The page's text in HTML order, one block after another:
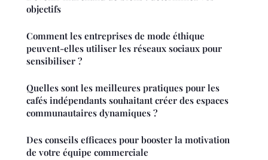
objectifs
Comment les entreprises de mode éthique
peuvent-elles utiliser les réseaux sociaux pour
sensibiliser ?
Quelles sont les meilleures pratiques pour les
cafés indépendants souhaitant créer des espaces
communautaires dynamiques ?
Des conseils efficaces pour booster la motivation
de votre équipe commerciale